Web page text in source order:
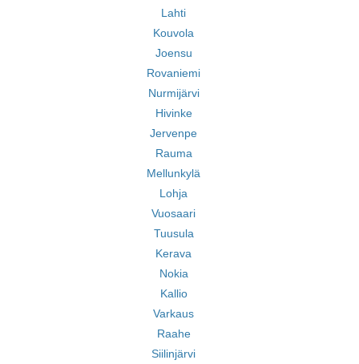
Lahti
Kouvola
Joensu
Rovaniemi
Nurmijärvi
Hivinke
Jervenpe
Rauma
Mellunkylä
Lohja
Vuosaari
Tuusula
Kerava
Nokia
Kallio
Varkaus
Raahe
Siilinjärvi